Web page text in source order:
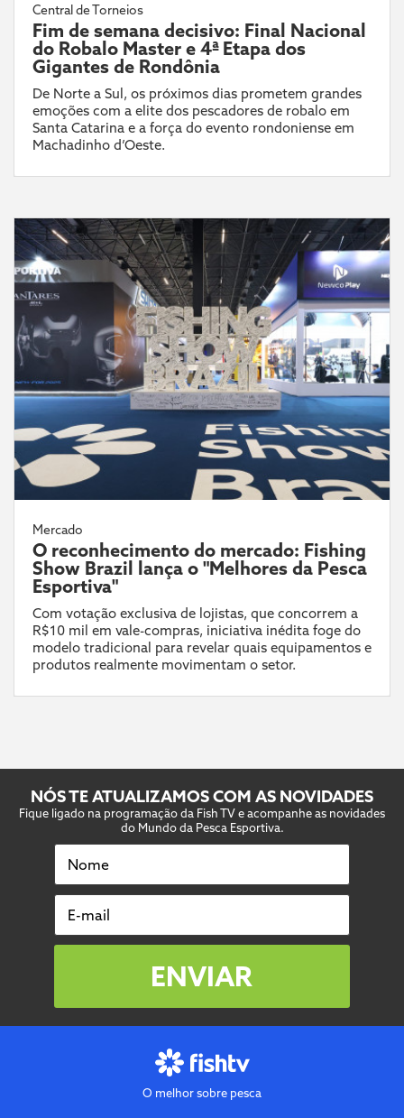
Central de Torneios
Fim de semana decisivo: Final Nacional
do Robalo Master e 4ª Etapa dos
Gigantes de Rondônia
De Norte a Sul, os próximos dias prometem grandes
emoções com a elite dos pescadores de robalo em
Santa Catarina e a força do evento rondoniense em
Machadinho d’Oeste.
Mercado
O reconhecimento do mercado: Fishing
Show Brazil lança o "Melhores da Pesca
Esportiva"
Com votação exclusiva de lojistas, que concorrem a
R$10 mil em vale-compras, iniciativa inédita foge do
modelo tradicional para revelar quais equipamentos e
produtos realmente movimentam o setor.
NÓS TE ATUALIZAMOS COM AS NOVIDADES
Fique ligado na programação da Fish TV e acompanhe as novidades
do Mundo da Pesca Esportiva.
Nome
E-mail
ENVIAR
O melhor sobre pesca